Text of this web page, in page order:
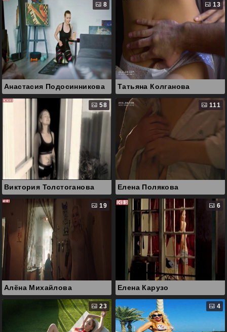
8
Анастасия Подосинникова
13
Татьяна Колганова
58
Виктория Толстоганова
111
Елена Полякова
19
Алёна Михайлова
6
Елена Карузо
23 4